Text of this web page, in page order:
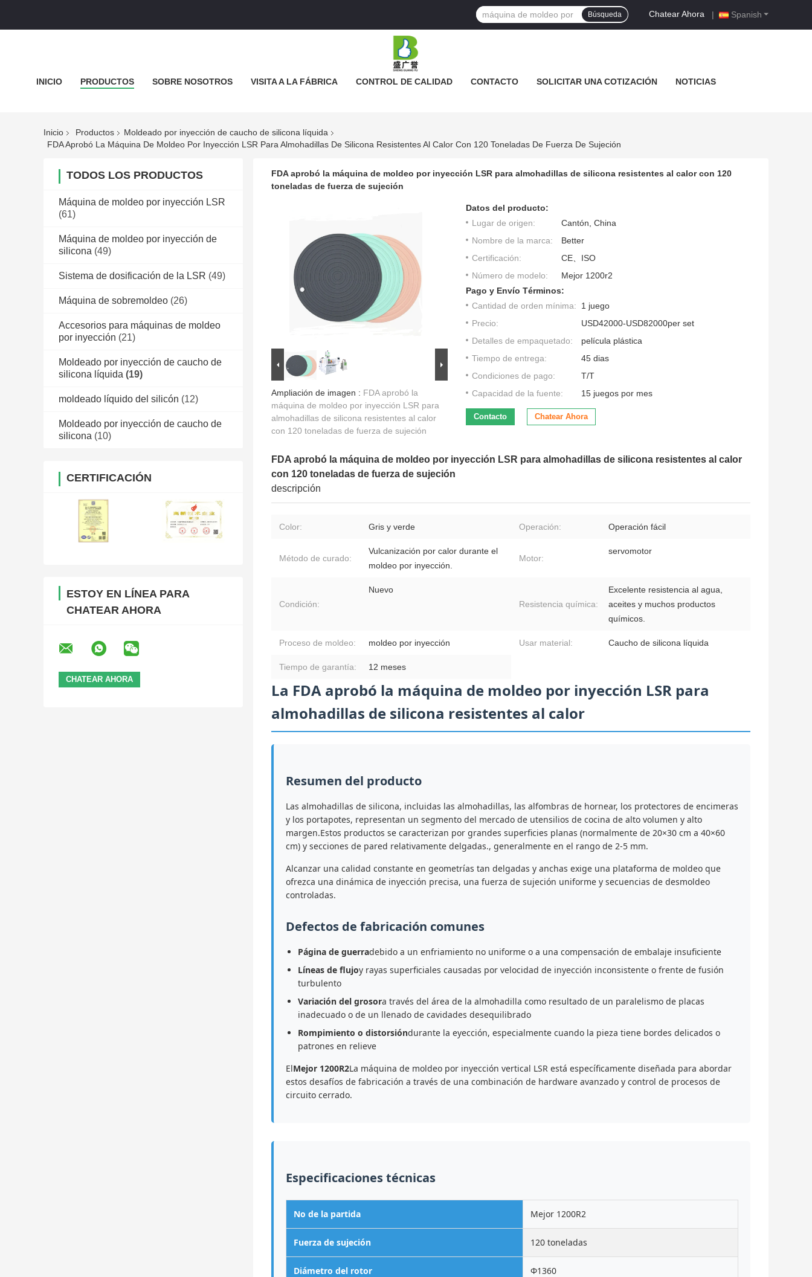
Spanish
Chatear Ahora |
Búsqueda
INICIO PRODUCTOS SOBRE NOSOTROS VISITA A LA FÁBRICA CONTROL DE CALIDAD CONTACTO SOLICITAR UNA COTIZACIÓN NOTICIAS
Inicio Productos
Moldeado por inyección de caucho de silicona líquida
FDA Aprobó La Máquina De Moldeo Por Inyección LSR Para Almohadillas De Silicona Resistentes Al Calor Con 120 Toneladas De Fuerza De Sujeción
TODOS LOS PRODUCTOS
Máquina de moldeo por inyección LSR
(61)
Máquina de moldeo por inyección de
silicona (49)
Sistema de dosificación de la LSR (49)
Máquina de sobremoldeo (26)
Accesorios para máquinas de moldeo
por inyección (21)
Moldeado por inyección de caucho de
silicona líquida (19)
moldeado líquido del silicón (12)
Moldeado por inyección de caucho de
silicona (10)
CERTIFICACIÓN
ESTOY EN LÍNEA PARA
CHATEAR AHORA
FDA aprobó la máquina de moldeo por inyección LSR para almohadillas de silicona resistentes al calor con 120
toneladas de fuerza de sujeción
Ampliación de imagen : FDA aprobó la
máquina de moldeo por inyección LSR para
almohadillas de silicona resistentes al calor
con 120 toneladas de fuerza de sujeción
Datos del producto:
Lugar de origen:
Cantón, China
Nombre de la marca:
Better
Certificación:
CE、ISO
Número de modelo:
Mejor 1200r2
Pago y Envío Términos:
Cantidad de orden mínima:
1 juego
Precio:
USD42000-USD82000per set
Detalles de empaquetado:
película plástica
Tiempo de entrega:
45 dias
Condiciones de pago:
T/T
Capacidad de la fuente:
15 juegos por mes
Contacto Chatear Ahora
FDA aprobó la máquina de moldeo por inyección LSR para almohadillas de silicona resistentes al calor
con 120 toneladas de fuerza de sujeción
descripción
Color: Gris y verde Operación: Operación fácil
Método de curado:
Vulcanización por calor durante el
moldeo por inyección.
Motor:
servomotor
Condición:
Nuevo
Resistencia química:
Excelente resistencia al agua,
aceites y muchos productos
químicos.
Proceso de moldeo: moldeo por inyección Usar material: Caucho de silicona líquida
Tiempo de garantía: 12 meses
La FDA aprobó la máquina de moldeo por inyección LSR para
almohadillas de silicona resistentes al calor
Resumen del producto
Las almohadillas de silicona, incluidas las almohadillas, las alfombras de hornear, los protectores de encimeras
y los portapotes, representan un segmento del mercado de utensilios de cocina de alto volumen y alto
margen.Estos productos se caracterizan por grandes superficies planas (normalmente de 20×30 cm a 40×60
cm) y secciones de pared relativamente delgadas., generalmente en el rango de 2-5 mm.
Alcanzar una calidad constante en geometrías tan delgadas y anchas exige una plataforma de moldeo que
ofrezca una dinámica de inyección precisa, una fuerza de sujeción uniforme y secuencias de desmoldeo
controladas.
Defectos de fabricación comunes
Página de guerradebido a un enfriamiento no uniforme o a una compensación de embalaje insuficiente
Líneas de flujoy rayas superficiales causadas por velocidad de inyección inconsistente o frente de fusión
turbulento
Variación del grosora través del área de la almohadilla como resultado de un paralelismo de placas
inadecuado o de un llenado de cavidades desequilibrado
Rompimiento o distorsióndurante la eyección, especialmente cuando la pieza tiene bordes delicados o
patrones en relieve
ElMejor 1200R2La máquina de moldeo por inyección vertical LSR está específicamente diseñada para abordar
estos desafíos de fabricación a través de una combinación de hardware avanzado y control de procesos de
circuito cerrado.
Especificaciones técnicas
No de la partida Mejor 1200R2
Fuerza de sujeción 120 toneladas
Diámetro del rotor Φ1360